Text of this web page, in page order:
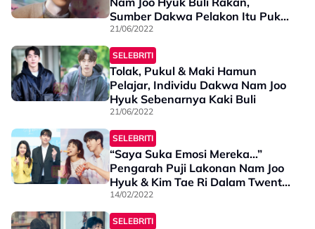
Sumber Dakwa Pelakon Itu Pukul
& Ambil Duit
21/06/2022
SELEBRITI
Tolak, Pukul & Maki Hamun
Pelajar, Individu Dakwa Nam Joo
Hyuk Sebenarnya Kaki Buli
21/06/2022
SELEBRITI
“Saya Suka Emosi Mereka…”
Pengarah Puji Lakonan Nam Joo
Hyuk & Kim Tae Ri Dalam Twenty
Five Twenty One
14/02/2022
SELEBRITI